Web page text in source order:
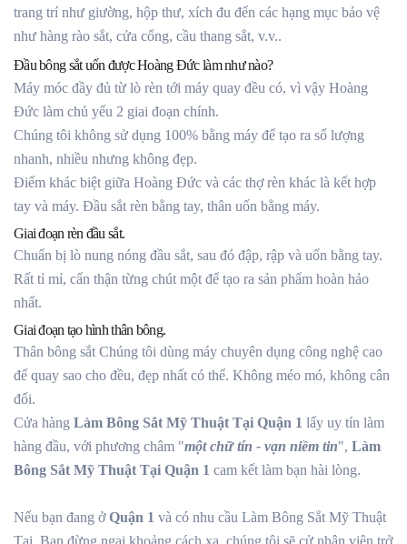
trang trí như giường, hộp thư, xích đu đến các hạng mục bảo vệ
như hàng rào sắt, cửa cổng, cầu thang sắt, v.v..
Đầu bông sắt uốn được Hoàng Đức làm như nào?
Máy móc đầy đủ từ lò rèn tới máy quay đều có, vì vậy Hoàng
Đức làm chủ yếu 2 giai đoạn chính.
Chúng tôi không sử dụng 100% bằng máy để tạo ra số lượng
nhanh, nhiều nhưng không đẹp.
Điểm khác biệt giữa Hoàng Đức và các thợ rèn khác là kết hợp
tay và máy. Đầu sắt rèn bằng tay, thân uốn bằng máy.
Giai đoạn rèn đầu sắt.
Chuẩn bị lò nung nóng đầu sắt, sau đó đập, rập và uốn bằng tay.
Rất tỉ mỉ, cẩn thận từng chút một để tạo ra sản phẩm hoàn hảo
nhất.
Giai đoạn tạo hình thân bông.
Thân bông sắt Chúng tôi dùng máy chuyên dụng công nghệ cao
để quay sao cho đều, đẹp nhất có thể. Không méo mó, không cân
đối.
Cửa hàng Làm Bông Sắt Mỹ Thuật Tại Quận 1 lấy uy tín làm
hàng đầu, với phương châm "một chữ tín - vạn niềm tin", Làm
Bông Sắt Mỹ Thuật Tại Quận 1 cam kết làm bạn hài lòng.
Nếu bạn đang ởQuận 1 và có nhu cầu Làm Bông Sắt Mỹ Thuật
Tại, Bạn đừng ngại khoảng cách xa, chúng tôi sẽ cử nhân viên trở